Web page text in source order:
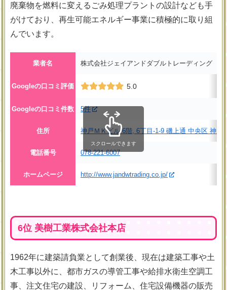
廃棄物を燃料に変えるごみ処理プラントの設計なども手
がけており、再生可能エネルギー事業に積極的に取り組
んでいます。
業者名 株式会社ジェイアンドダブルトレーディング
Googleの口コミ評価 5.0
Googleの口コミ件数 5件
住所 神戸ＭＫビル 6階, 6丁目-1-9 磯上通 中央区 神戸
電話番号 078-221-6007
ホームページ http://www.jandwtrading.co.jp/
スクロールできます
6位 美樹工業株式会社本店
1962年に建築請負業として創業後、現在は建築工事や土
木工事以外に、都市ガスの導管工事や給排水衛生空調工
事、注文住宅の建設、リフォーム、住宅設備機器の販売